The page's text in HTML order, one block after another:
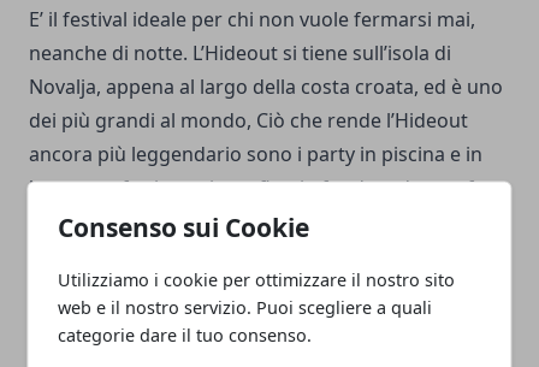
Consenso sui Cookie
Utilizziamo i cookie per ottimizzare il nostro sito
web e il nostro servizio. Puoi scegliere a quali
categorie dare il tuo consenso.
E’ il festival ideale per chi non vuole fermarsi mai,
neanche di notte. L’Hideout si tiene sull’isola di
Novalja, appena al largo della costa croata, ed è uno
dei più grandi al mondo, Ciò che rende l’Hideout
ancora più leggendario sono i party in piscina e in
barca, perfetti per vivere fino in fondo un'atmosfera
di festa davvero unica.
RedFest DXB, Dubai
E’ uno dei principali festival musicali di Dubai, per chi
ama la musica pop. I critici lo hanno scelto come